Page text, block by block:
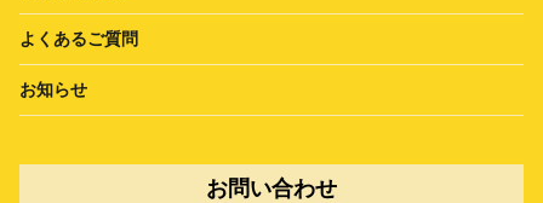
よくあるご質問
お知らせ
お問い合わせ